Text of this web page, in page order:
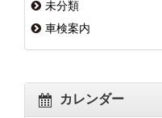
未分類
車検案内
カレンダー